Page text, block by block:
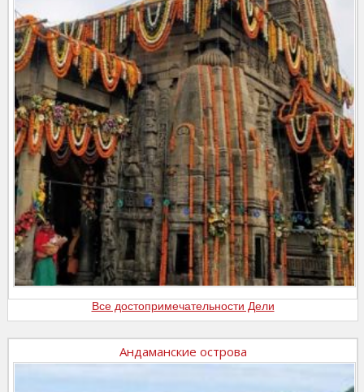
Все достопримечательности Дели
Андаманские острова